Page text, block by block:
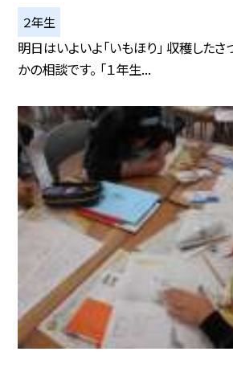
２年生
明日はいよいよ「いもほり」 収穫したさ
かの相談です。 「１年生...